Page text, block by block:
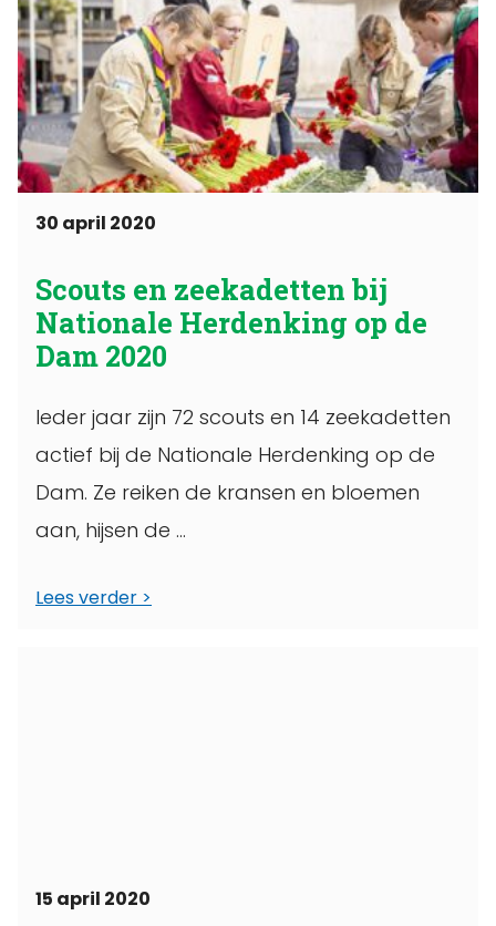
30 april 2020
Scouts en zeekadetten bij
Nationale Herdenking op de
Dam 2020
Ieder jaar zijn 72 scouts en 14 zeekadetten
actief bij de Nationale Herdenking op de
Dam. Ze reiken de kransen en bloemen
aan, hijsen de ...
Lees verder
15 april 2020